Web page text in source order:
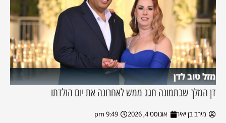
מזל טוב לדן
דן המלך שבתמונה חגג ממש לאחרונה את יום הולדתו
מירב בן יאיר אוגוסט 4, 2026 9:49 pm